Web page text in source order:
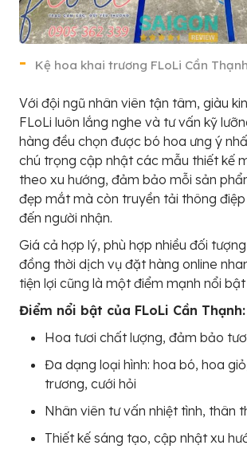
Kệ hoa khai trương FLoLi Cần Thạnh
Với đội ngũ nhân viên tận tâm, giàu
FLoLi luôn lắng nghe và tư vấn kỹ
hàng đều chọn được bó hoa ưng ý
chú trọng cập nhật các mẫu thiết kế
theo xu hướng, đảm bảo mỗi sản
đẹp mắt mà còn truyền tải thông
đến người nhận.
Giá cả hợp lý, phù hợp nhiều đối
đồng thời dịch vụ đặt hàng online
tiện lợi cũng là một điểm mạnh nổi bật
Điểm nổi bật của FLoLi Cần Thạnh:
Hoa tươi chất lượng, đảm bảo
Đa dạng loại hình: hoa bó, hoa
trương, cưới hỏi
Nhân viên tư vấn nhiệt tình, thân
Thiết kế sáng tạo, cập nhật xu